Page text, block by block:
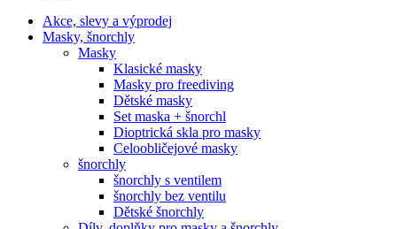
Akce, slevy a výprodej
Masky, šnorchly
Masky
Klasické masky
Masky pro freediving
Dětské masky
Set maska + šnorchl
Dioptrická skla pro masky
Celoobličejové masky
šnorchly
šnorchly s ventilem
šnorchly bez ventilu
Dětské šnorchly